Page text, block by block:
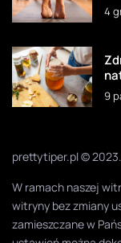
4
9
prettytiper.pl ©
W ramach naszej
witryny bez zmiany
zamieszczane w